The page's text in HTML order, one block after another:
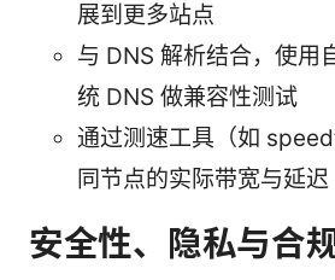
展到更多站点
与 DNS 解析结合，使用
统 DNS 做兼容性测试
通过测速工具（如
同节点的实际带宽与延迟
安全性、隐私与合